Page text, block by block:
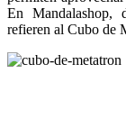
En Mandalashop,
refieren al Cubo de